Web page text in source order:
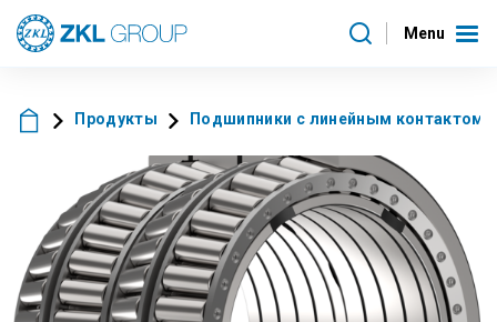
Menu
Продукты Подшипники с линейным контактом